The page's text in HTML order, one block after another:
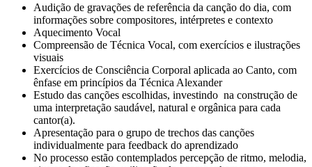
Audição de gravações de referência da canção do dia, com
informações sobre compositores, intérpretes e contexto
Aquecimento Vocal
Compreensão de Técnica Vocal, com exercícios e ilustrações
visuais
Exercícios de Consciência Corporal aplicada ao Canto, com
ênfase em princípios da Técnica Alexander
Estudo das canções escolhidas, investindo na construção de
uma interpretação saudável, natural e orgânica para cada
cantor(a).
Apresentação para o grupo de trechos das canções
individualmente para feedback do aprendizado
No processo estão contemplados percepção de ritmo, melodia,